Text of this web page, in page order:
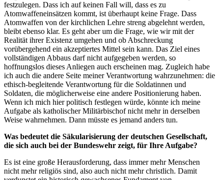
festzulegen. Dass ich auf keinen Fall will, dass es zu
Atomwaffeneinsätzen kommt, ist überhaupt keine Frage. Dass
Atomwaffen von der kirchlichen Lehre streng abgelehnt werden,
bleibt ebenso klar. Es geht aber um die Frage, wie wir mit der
Realität ihrer Existenz umgehen und ob Abschreckung
vorübergehend ein akzeptiertes Mittel sein kann. Das Ziel eines
vollständigen Abbaus darf nicht aufgegeben werden, so
hoffnungslos dieses Anliegen auch erscheinen mag. Zugleich habe
ich auch die andere Seite meiner Verantwortung wahrzunehmen: die
ethisch-begleitende Verantwortung für die Soldatinnen und
Soldaten, die möglicherweise eine andere Positionierung haben.
Wenn ich mich hier politisch festlegen würde, könnte ich meine
Aufgabe als katholischer Militärbischof nicht mehr in derselben
Weise wahrnehmen. Dann müsste es jemand anders tun.
Was bedeutet die Säkularisierung der deutschen Gesellschaft,
die sich auch bei der Bundeswehr zeigt, für Ihre Aufgabe?
Es ist eine große Herausforderung, dass immer mehr Menschen
nicht mehr religiös sind, also auch nicht mehr christlich. Damit